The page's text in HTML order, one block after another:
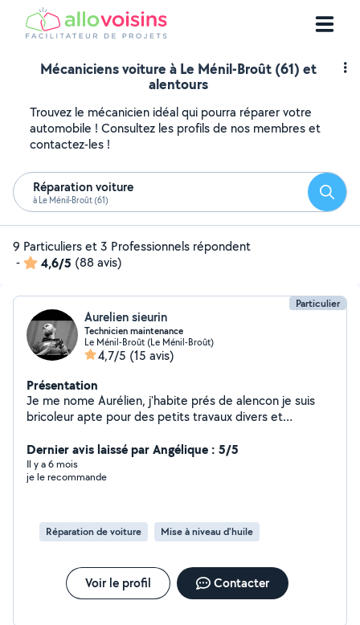
Mécaniciens voiture à Le Ménil-Broût (61) et
alentours
Trouvez le mécanicien idéal qui pourra réparer votre
automobile ! Consultez les profils de nos membres et
contactez-les !
Réparation voiture
à Le Ménil-Broût (61)
9 Particuliers et 3 Professionnels répondent
-
4,6/5 (88 avis)
Particulier
Aurelien sieurin
Technicien maintenance
Le Ménil-Broût (Le Ménil-Broût)
4,7/5 (15 avis)
Présentation
Je me nome Aurélien, j'habite prés de alencon je suis
bricoleur apte pour des petits travaux divers et
travaux d'ordre mécanique sur les voitures, vidanges,
plaquettes de frein, amortisseur..
Dernier avis laissé par Angélique : 5/5
Il y a 6 mois
je le recommande
Réparation de voiture Mise à niveau d'huile
Voir le profil Contacter